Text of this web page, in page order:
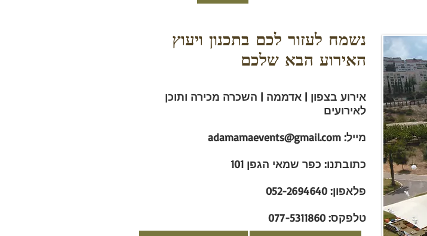
נשמח לעזור לכם בתכנון ויעוץ
האירוע הבא שלכם
אירוע בצפון | אדממה | השכרה מכירה ותוכן
לאירועים
מייל: adamamaevents@gmail.com
כתובתנו: כפר שמאי הגפן 101
פלאפון: 052-2694640
טלפקס: 077-5311860